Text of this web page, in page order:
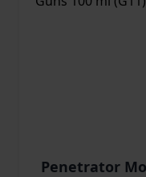
Penetrator